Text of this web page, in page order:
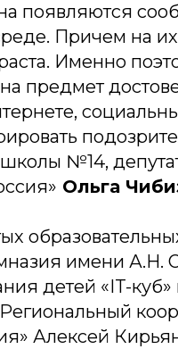
появляются
Причем на
Именно
предмет
№14,
Ольга
имени А.Н.
детей «IT-куб»
Алексей